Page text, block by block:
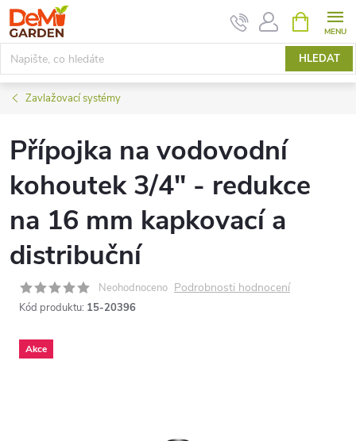
Přejít
na
obsah
HLEDAT
NÁKUPNÍ
KOŠÍK
Zavlažovací systémy
Přípojka na vodovodní
kohoutek 3/4" - redukce
na 16 mm kapkovací a
distribuční
Neohodnoceno Podrobnosti hodnocení
Kód produktu: 15-20396
Akce